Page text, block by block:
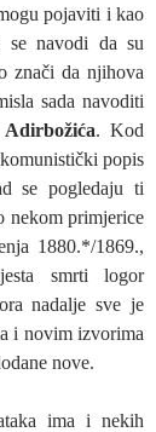
pojaviti i kao
se navodi da su
znači da njihova
sada navoditi
Adirbožića. Kod
popis
se pogledaju ti
nekom primjerice
1880.*/1869.,
smrti logor
nadalje sve je
i novim izvorima
nove.
ima i nekih